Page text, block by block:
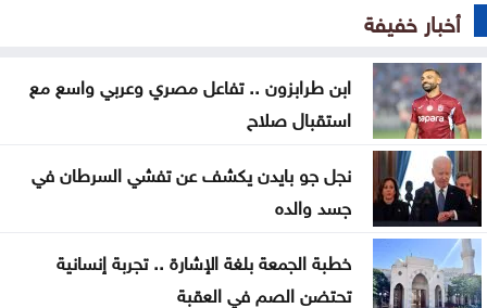
المنطقة العسكرية الشرقية تحبط تهريب مخدرات
بواسطة بالونات
حزيران وتموز الأشد حرارة في تاريخ أوروبا الغربية
منتخب الشباب يواجه نظيره الكويتي ودياً الثلاثاء
نتائج التوجيهي 2026 متاحة عبر سند فور إعلانها الاثنين
الأهلي يتصدر دوري الدرجة الأولى للسيدات لكرة القدم
أخبار خفيفة
ابن طرابزون .. تفاعل مصري وعربي واسع مع
استقبال صلاح
نجل جو بايدن يكشف عن تفشي السرطان في
جسد والده
خطبة الجمعة بلغة الإشارة .. تجربة إنسانية
تحتضن الصم في العقبة